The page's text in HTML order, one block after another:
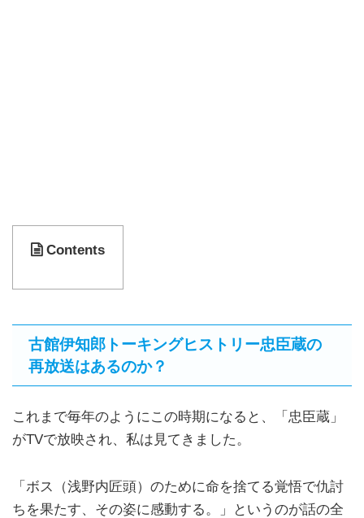
Contents
古館伊知郎トーキングヒストリー忠臣蔵の
再放送はあるのか？
これまで毎年のようにこの時期になると、「忠臣蔵」
がTVで放映され、私は見てきました。
「ボス（浅野内匠頭）のために命を捨てる覚悟で仇討
ちを果たす、その姿に感動する。」というのが話の全